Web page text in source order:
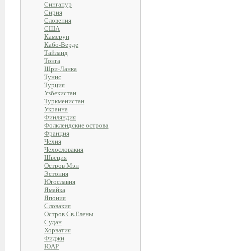
Сингапур
Сирия
Словения
США
Камерун
Кабо-Верде
Тайланд
Тонга
Шри-Ланка
Тунис
Турция
Узбекистан
Туркменистан
Украина
Финляндия
Фолклендские острова
Франция
Чехия
Чехословакия
Швеция
Остров Мэн
Эстония
Югославия
Ямайка
Япония
Словакия
Остров Св.Елены
Судан
Хорватия
Фиджи
ЮАР